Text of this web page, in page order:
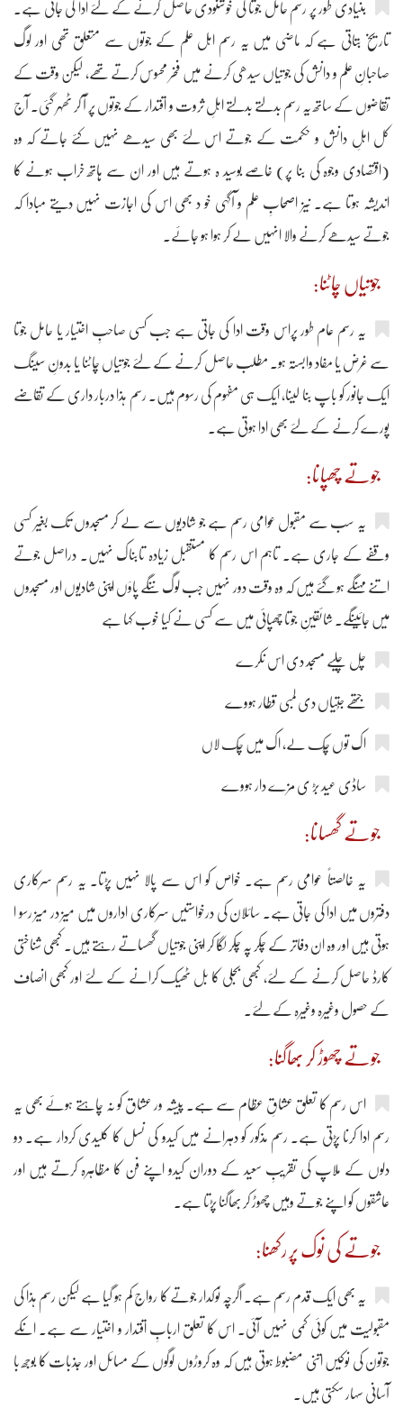
بنیادی طور پر رسم حامل جوتا کی خوشنودی حاصل کرنے کے لئے ادا کی جاتی ہے۔
تاریخ بتاتی ہے کہ ماضی میں یہ رسم اہل علم کے جوتوں سے متعلق تھی اور لوگ
صاحبانِ علم و دانش کی جوتیاں سیدھی کرنے میں فخر محسوس کرتے تھے، لیکن وقت کے
تقاضوں کے ساتھ یہ رسم بدلتے بدلتے اہلِ ثروت و اقتدار کے جوتوں پر آ کر ٹھہر گئی۔ آج
کل اہلِ دانش و حکمت کے جوتے اس لئے بھی سیدھے نہیں کئے جاتے کہ وہ
(اقتصادی وجوہ کی بنا پر) خاصے بوسید ہ ہوتے ہیں اور ان سے ہاتھ خراب ہونے کا
اندیشہ ہوتا ہے۔ نیز اصحابِ علم و آگہی خو د بھی اس کی اجازت نہیں دیتے مبادا کہ
جوتے سیدھے کرنے والا انہیں لے کر ہوا ہو جائے۔
جوتیاں چاٹنا:
یہ رسم عام طور پراس وقت ادا کی جاتی ہے جب کسی صاحبِ اختیار یا حامل جوتا
سے غرض یا مفاد وابستہ ہو۔ مطلب حاصل کرنے کے لئے جوتیاں چاٹنا یا بدونِ سینگ
ایک جانور کو باپ بنا لینا، ایک ہی مفہوم کی رسوم ہیں۔ رسم ہذا دربار داری کے تقاضے
پورے کرنے کے لئے بھی ادا ہوتی ہے۔
جوتے چھپانا:
یہ سب سے مقبول عوامی رسم ہے جو شادیوں سے لے کر مسجدوں تک بغیر کسی
وقفے کے جاری ہے۔ تاہم اس رسم کا مستقبل زیادہ تابناک نہیں۔ دراصل جوتے
اتنے مہنگے ہو گئے ہیں کہ وہ وقت دور نہیں جب لوگ ننگے پاؤں اپنی شادیوں اور مسجدوں
میں جائینگے۔ شائقینِ جوتا چھپائی میں سے کسی نے کیا خوب کہا ہے
چل چلیے مسجد دی اس نکرے
جتھے جُتیاں دی لمبی قطار ہووے
اک توں چُک لے، اک میں چُک لاں
ساڈی عید بڑ ی مزے دار ہووے
جوتے گھسانا:
یہ خالصتاً عوامی رسم ہے۔ خواص کو اس سے پالا نہیں پڑتا۔ یہ رسم سرکاری
دفتروں میں ادا کی جاتی ہے۔ سائلان کی درخواستیں سرکاری اداروں میں میز در میز رسو ا
ہوتی ہیں اور وہ ان دفاتر کے چکر پہ چکر لگا کر اپنی جوتیاں گھساتے رہتے ہیں۔ کبھی شناختی
کارڈ حاصل کرنے کے لئے، کبھی بجلی کا بل ٹھیک کرانے کے لئے اور کبھی انصاف
کے حصول وغیرہ وغیرہ کے لئے۔
جوتے چھوڑ کر بھاگنا:
اس رسم کا تعلق عشاقِ عظام سے ہے۔ پیشہ ور عشاق کو نہ چاہتے ہوئے بھی یہ
رسم ادا کرنا پڑتی ہے۔ رسم مذکور کو دہرانے میں کیدو کی نسل کا کلیدی کردار ہے۔ دو
دلوں کے ملاپ کی تقریبِ سعید کے دوران کیدو اپنے فن کا مظاہرہ کرتے ہیں اور
عاشقوں کو اپنے جوتے وہیں چھوڑ کر بھاگنا پڑتا ہے۔
جوتے کی نوک پر رکھنا:
یہ بھی ایک قدم رسم ہے۔ اگرچہ نوکدار جوتے کا رواج کم ہو گیا ہے لیکن رسم ہذا کی
مقبولیت میں کوئی کمی نہیں آئی۔ اس کا تعلق اربابِ اقتدار و اختیار سے ہے۔ انکے
جوتون کی نوکیں اتنی مضبوط ہوتی ہیں کہ وہ کروڑوں لوگوں کے مسائل اور جذبات کا بوجھ با
آسانی سہار سکتی ہیں۔